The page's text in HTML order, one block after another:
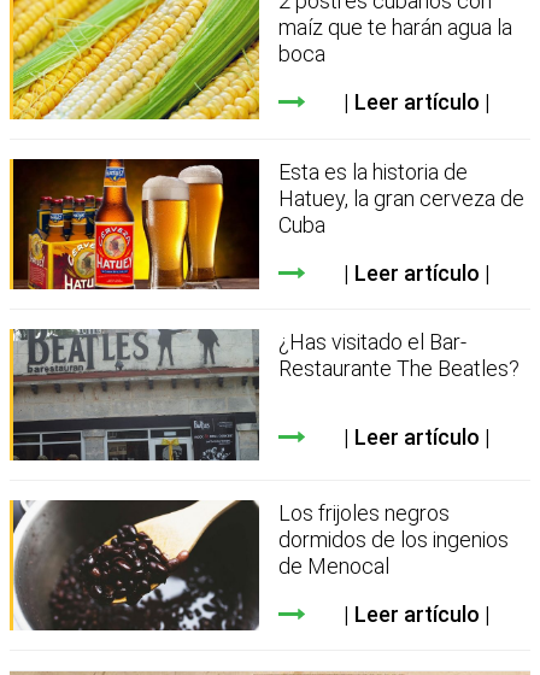
maíz que te harán agua la
boca
Leer artículo
Esta es la historia de
Hatuey, la gran cerveza de
Cuba
Leer artículo
¿Has visitado el Bar-
Restaurante The Beatles?
Leer artículo
Los frijoles negros
dormidos de los ingenios
de Menocal
Leer artículo